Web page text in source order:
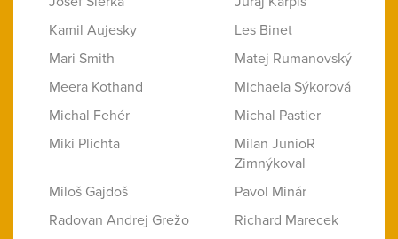
Kamil Aujesky
Les Binet
Mari Smith
Matej Rumanovský
Meera Kothand
Michaela Sýkorová
Michal Fehér
Michal Pastier
Miki Plichta
Milan JunioR
Zimnýkoval
Miloš Gajdoš
Pavol Minár
Radovan Andrej Grežo
Richard Marecek